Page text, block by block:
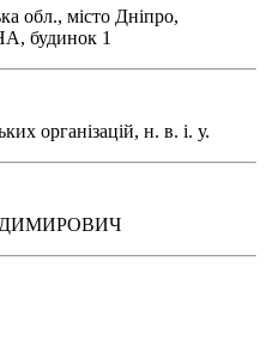
обл., місто Дніпро,
будинок 1
організацій, н. в. і. у.